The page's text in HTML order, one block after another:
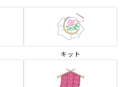
キット